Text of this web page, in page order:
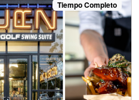
Tiempo Completo